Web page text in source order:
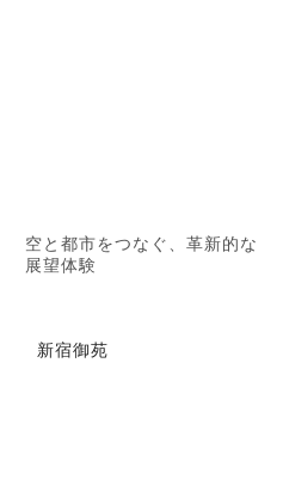
空と都市をつなぐ、革新的な
展望体験
新宿御苑